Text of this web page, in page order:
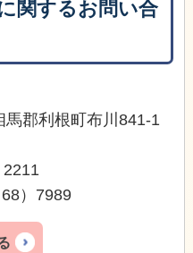
関するお問い合
郡利根町布川841-1
）7989